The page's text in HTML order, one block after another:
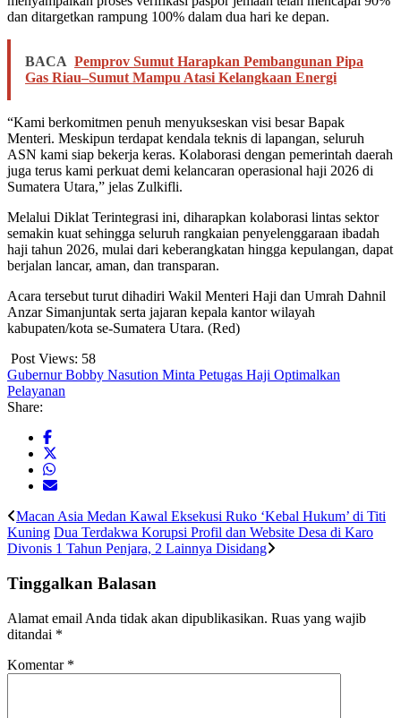
dan ditargetkan rampung 100% dalam dua hari ke depan.
BACA Pemprov Sumut Harapkan Pembangunan Pipa
Gas Riau–Sumut Mampu Atasi Kelangkaan Energi
“Kami berkomitmen penuh menyukseskan visi besar Bapak
Menteri. Meskipun terdapat kendala teknis di lapangan, seluruh
ASN kami siap bekerja keras. Kolaborasi dengan pemerintah daerah
juga terus kami perkuat demi kelancaran operasional haji 2026 di
Sumatera Utara,” jelas Zulkifli.
Melalui Diklat Terintegrasi ini, diharapkan kolaborasi lintas sektor
semakin kuat sehingga seluruh rangkaian penyelenggaraan ibadah
haji tahun 2026, mulai dari keberangkatan hingga kepulangan, dapat
berjalan lancar, aman, dan transparan.
Acara tersebut turut dihadiri Wakil Menteri Haji dan Umrah Dahnil
Anzar Simanjuntak serta jajaran kepala kantor wilayah
kabupaten/kota se-Sumatera Utara. (Red)
Post Views: 58
Gubernur Bobby Nasution Minta Petugas Haji Optimalkan
Pelayanan
Share:
Macan Asia Medan Kawal Eksekusi Ruko ‘Kebal Hukum’ di Titi
Kuning Dua Terdakwa Korupsi Profil dan Website Desa di Karo
Divonis 1 Tahun Penjara, 2 Lainnya Disidang
Tinggalkan Balasan
Alamat email Anda tidak akan dipublikasikan. Ruas yang wajib
ditandai *
Komentar *